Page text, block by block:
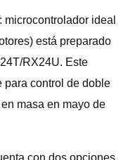
ideal
está preparado
RX24U. Este
para control de doble
masa en mayo de
con dos opciones